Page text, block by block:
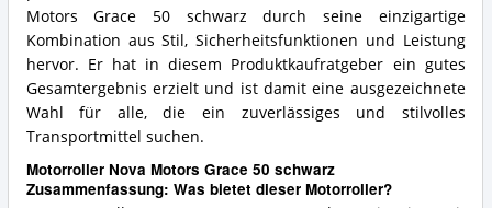
Motors Grace 50 schwarz durch seine einzigartige
Kombination aus Stil, Sicherheitsfunktionen und Leistung
hervor. Er hat in diesem Produktkaufratgeber ein gutes
Gesamtergebnis erzielt und ist damit eine ausgezeichnete
Wahl für alle, die ein zuverlässiges und stilvolles
Transportmittel suchen.
Motorroller Nova Motors Grace 50 schwarz
Zusammenfassung: Was bietet dieser Motorroller?